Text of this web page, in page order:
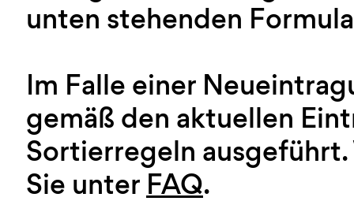
unten stehenden
Im Falle einer
gemäß den aktuellen
Sortierregeln
Sie unter FAQ.